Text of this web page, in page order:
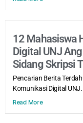
12 Mahasiswa
Digital UNJ
Sidang Skripsi
Pencarian Berita
Komunikasi Digital
Read More